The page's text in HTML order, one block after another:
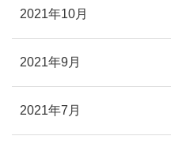
2021年10月
2021年9月
2021年7月